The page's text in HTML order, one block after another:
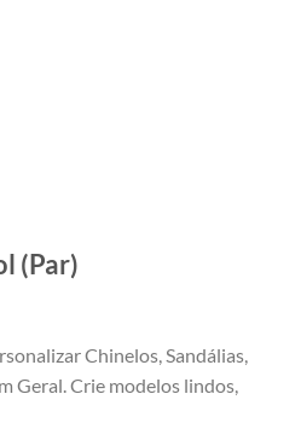
(Par)
Chinelos, Sandálias,
Geral. Crie modelos lindos,